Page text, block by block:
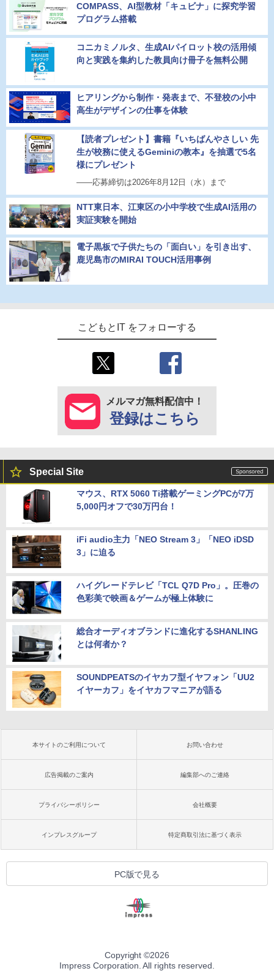
COMPASS、AI型教材「キュビナ」に探究学習
プログラム搭載
コニカミノルタ、生成AIパイロット校の活用傾
向と実践を集約した教員向け冊子を無料公開
ヒアリングから制作・発表まで、不登校の小中
高生がデザインの仕事を体験
【読者プレゼント】書籍『いちばんやさしい 先
生が校務に使えるGeminiの教本』を抽選で5名
様にプレゼント
――応募締切は2026年8月12日（水）まで
NTT東日本、江東区の小中学校で生成AI活用の
実証実験を開始
電子黒板で子供たちの「面白い」を引き出す、
鹿児島市のMIRAI TOUCH活用事例
こどもとIT をフォローする
メルマガ無料配信中！
登録はこちら
Special Site
マウス、RTX 5060 Ti搭載ゲーミングPCが7万
5,000円オフで30万円台！
iFi audio主力「NEO Stream 3」「NEO iDSD
3」に迫る
ハイグレードテレビ「TCL Q7D Pro」。圧巻の
色彩美で映画＆ゲームが極上体験に
総合オーディオブランドに進化するSHANLING
とは何者か？
SOUNDPEATSのイヤカフ型イヤフォン「UU2
イヤーカフ」をイヤカフマニアが語る
本サイトのご利用について お問い合わせ
広告掲載のご案内 編集部へのご連絡
プライバシーポリシー 会社概要
インプレスグループ 特定商取引法に基づく表示
PC版で見る
Copyright ©2026
Impress Corporation. All rights reserved.